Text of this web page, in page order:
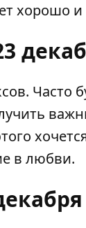
хорошо
Часто
в любви.